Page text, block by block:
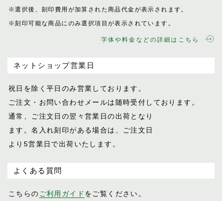
※選択後、刻印費用が加算された商品代金が表示 されます。
※刻印可能な商品にのみ選択項目が表示されてい ます。
字体や料金などの詳細はこちら
ネットショップ営業日
祝日を除く平日のみ営業しております。
ご注文・お問い合わせメールは随時受付し ております。
通常、ご注文日の翌々営業日の出荷となり
ます。名入れ刻印がある場合は、ご注文日
より5営業日で出荷いたします。
よくある質問
こちらの ご利用ガイド をご覧ください。